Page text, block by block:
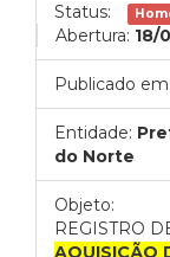
Status:
Abertura: 18/
Publicado em:
Entidade:
do Norte
Objeto:
REGISTRO
AQUISIÇÃO